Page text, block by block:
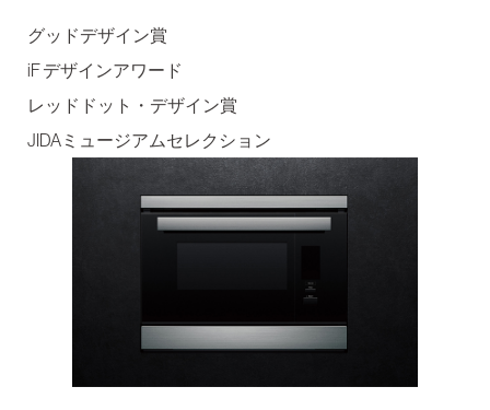
グッドデザイン賞
iF デザインアワード
レッドドット・デザイン賞
JIDAミュージアムセレクション